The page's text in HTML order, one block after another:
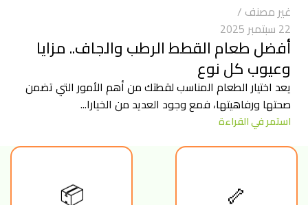
غير مصنف
22 سبتمبر 2025
أفضل طعام القطط الرطب والجاف.. مزايا
وعيوب كل نوع
يعد اختيار الطعام المناسب لقطتك من أهم الأمور التي تضمن
صحتها ورفاهيتها، فمع وجود العديد من الخيارا...
استمر في القراءة
🦴
📦